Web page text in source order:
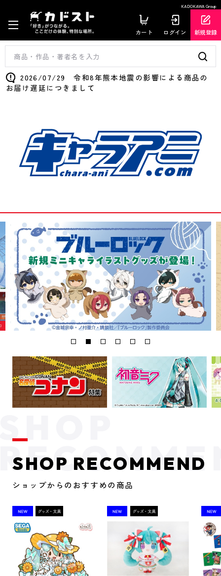
KADOKAWA Group
カート ログイン 新規登録
2026/07/29 令和8年熊本地震の影響による商品の
お届け遅延につきまして
SHOP RECOMMEND
ショップからのおすすめの商品